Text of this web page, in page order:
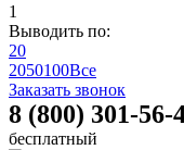
1
Выводить по:
20
2050100Все
Заказать звонок
8 (800) 301-56-
бесплатный